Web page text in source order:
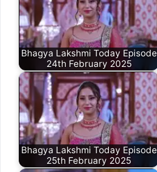
Bhagya Lakshmi Today Episode
24th February 2025
Bhagya Lakshmi Today Episode
25th February 2025